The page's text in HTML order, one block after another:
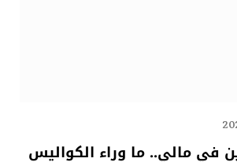
في مالي.. ما وراء الكواليس